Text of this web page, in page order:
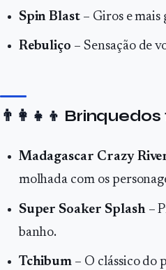
Spin Blast – Giros e mais
Rebuliço – Sensação de
👨‍👩‍👧‍👦
Madagascar Crazy
molhada com os
Super Soaker Splash–
banho.
Tchibum – O clássico do